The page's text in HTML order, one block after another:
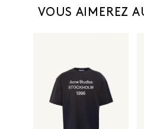
VOUS AIMEREZ